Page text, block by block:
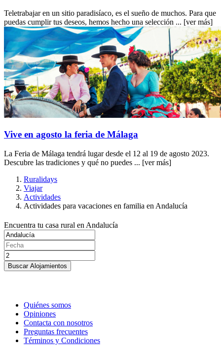
Teletrabajar en un sitio paradisíaco, es el sueño de muchos. Para que
puedas cumplir tus deseos, hemos hecho una selección ... [ver más]
Vive en agosto la feria de Málaga
La Feria de Málaga tendrá lugar desde el 12 al 19 de agosto 2023.
Descubre las tradiciones y qué no puedes ... [ver más]
Ruralidays
Viajar
Actividades
Actividades para vacaciones en familia en Andalucía
Encuentra tu casa rural en Andalucía
Buscar Alojamientos
Quiénes somos
Opiniones
Contacta con nosotros
Preguntas frecuentes
Términos y Condiciones